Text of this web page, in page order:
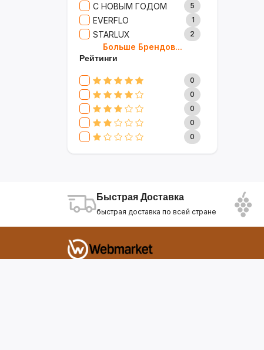
С НОВЫМ ГОДОМ 5
EVERFLO 1
STARLUX 2
BOSCH
MARY KAY
TRICHUP 20
CLIVE & KEIRA 17
SEVAVEREK 6
DSP 0
SUPER CREST 4
2
APPLE
AOTE 7
ELEMENT
INTEX 0
Больше Брендов...
Рейтинги
0
0
0
0
0
Быстрая Доставка
быстрая доставка по всей стране